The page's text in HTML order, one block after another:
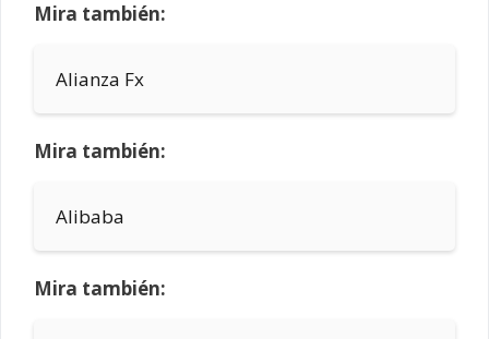
Mira también:
Alianza Fx
Mira también:
Alibaba
Mira también: